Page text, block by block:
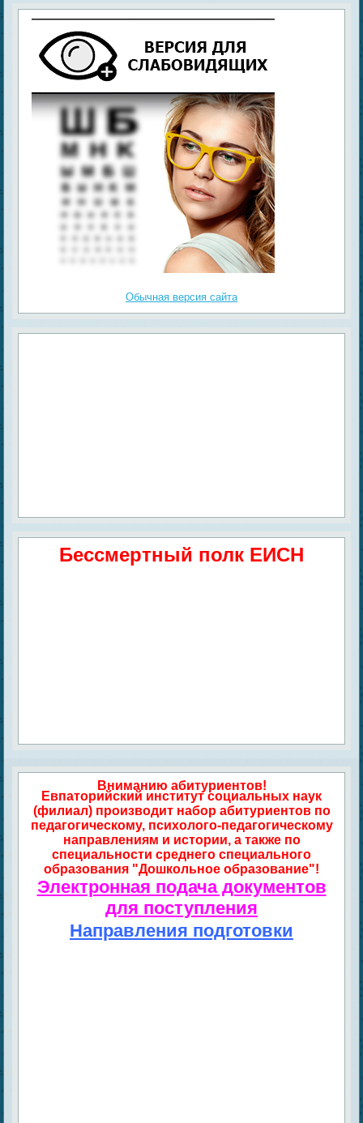
Обычная версия сайта
Бессмертный полк ЕИСН
Вниманию абитуриентов!
Евпаторийский институт социальных наук
(филиал) производит набор абитуриентов по
педагогическому, психолого-педагогическому
направлениям и истории, а также по
специальности среднего специального
образования "Дошкольное образование"!
Электронная подача документов
для поступления
Направления подготовки